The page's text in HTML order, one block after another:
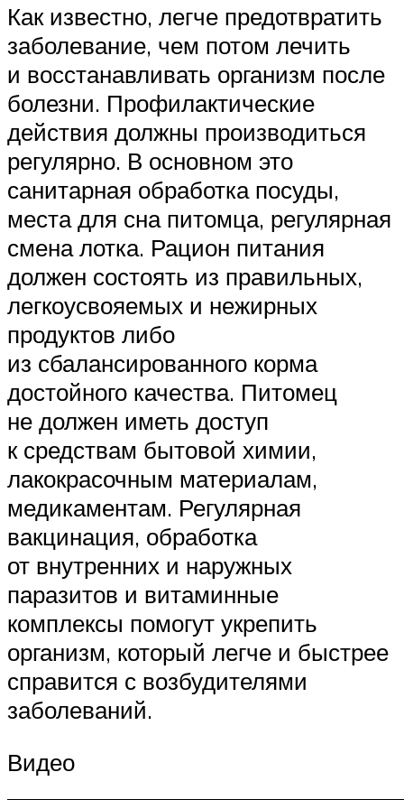
Как известно, легче предотвратить
заболевание, чем потом лечить
и восстанавливать организм после
болезни. Профилактические
действия должны производиться
регулярно. В основном это
санитарная обработка посуды,
места для сна питомца, регулярная
смена лотка. Рацион питания
должен состоять из правильных,
легкоусвояемых и нежирных
продуктов либо
из сбалансированного корма
достойного качества. Питомец
не должен иметь доступ
к средствам бытовой химии,
лакокрасочным материалам,
медикаментам. Регулярная
вакцинация, обработка
от внутренних и наружных
паразитов и витаминные
комплексы помогут укрепить
организм, который легче и быстрее
справится с возбудителями
заболеваний.
Видео